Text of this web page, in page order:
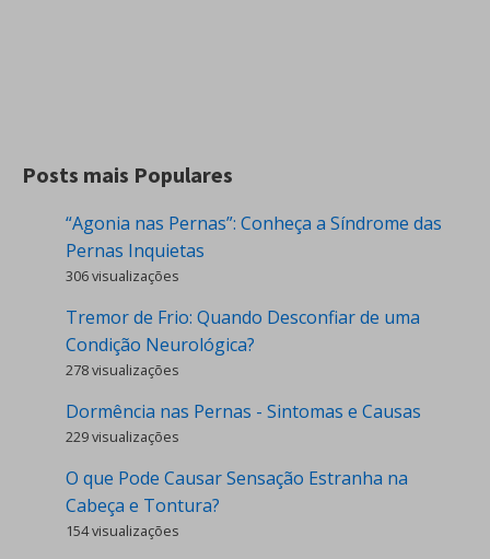
Posts mais Populares
“Agonia nas Pernas”: Conheça a Síndrome das
Pernas Inquietas
306 visualizações
Tremor de Frio: Quando Desconfiar de uma
Condição Neurológica?
278 visualizações
Dormência nas Pernas - Sintomas e Causas
229 visualizações
O que Pode Causar Sensação Estranha na
Cabeça e Tontura?
154 visualizações